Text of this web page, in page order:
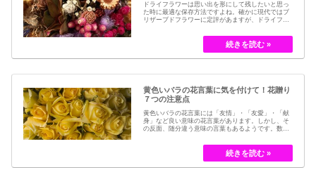
ドライフラワーは思い出を形にして残したいと思っ
た時に最適な保存方法ですよね。確かに現代ではブ
リザーブドフラワーに定評があますが、ドライフラ
とつです。結婚式のブーケなどに使われた花など、
今では押し花のサービスが有名ですが、昔はドライ
フラワーでも保存されてきました。30代以降の…
黄色いバラの花言葉に気を付けて！花贈り
７つの注意点
黄色いバラの花言葉には「友情」・「友愛」・「献
身」など良い意味の花言葉があります。しかし、そ
の反面、随分違う意味の言葉もあるようです。数多
ローズである「ハイブリット・ティー」の中には、
黄色のバラというのは、存在していませんでした。
しかし、フランスの園芸家ジョセフ・ペルネ＝デ…